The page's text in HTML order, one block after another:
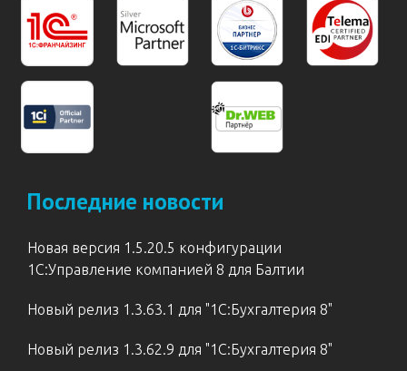
Последние новости
Новая версия 1.5.20.5 конфигурации
1С:Управление компанией 8 для Балтии
Новый релиз 1.3.63.1 для "1С:Бухгалтерия 8"
Новый релиз 1.3.62.9 для "1С:Бухгалтерия 8"